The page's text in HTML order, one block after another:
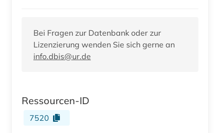
Bei Fragen zur Datenbank oder zur
Lizenzierung wenden Sie sich gerne an
info.dbis@ur.de
Ressourcen-ID
7520